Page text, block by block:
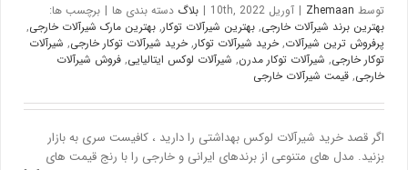
توسطZhemaan
| آوریل 10th, 2022 | بلاگدسته بندی ها
برچسب ها:
بهترین برند شیرآلات خارجی,بهترین شیرآلات توکار,بهترین مارک شیرآلات خارجی,
پرفروش ترین شیرآلات,خرید شیرآلات توکار,خرید شیرآلات توکار خارجی,شیرآلات
توکار خارجی,شیرآلات توکار مدرن,شیرآلات لوکس ایتالیایی,فروش شیرآلات
خارجی,قیمت شیرآلات خارجی
اگر قصد خرید شیرآلات لوکس بهداشتی را دارید ، کافیست سری به بازار
بزنید. مدل های متنوعی از برندهای ایرانی و خارجی را با رنج قیمت های